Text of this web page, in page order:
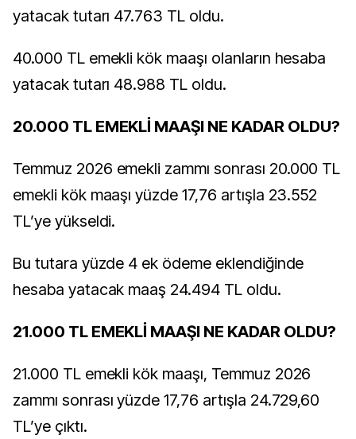
yatacak tutarı 47.763 TL oldu.
40.000 TL emekli kök maaşı olanların hesaba
yatacak tutarı 48.988 TL oldu.
20.000 TL EMEKLİ MAAŞI NE KADAR OLDU?
Temmuz 2026 emekli zammı sonrası 20.000 TL
emekli kök maaşı yüzde 17,76 artışla 23.552
TL’ye yükseldi.
Bu tutara yüzde 4 ek ödeme eklendiğinde
hesaba yatacak maaş 24.494 TL oldu.
21.000 TL EMEKLİ MAAŞI NE KADAR OLDU?
21.000 TL emekli kök maaşı, Temmuz 2026
zammı sonrası yüzde 17,76 artışla 24.729,60
TL’ye çıktı.